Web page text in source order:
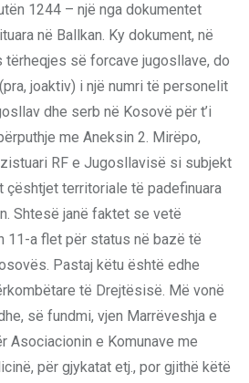
1244 – një nga dokumentet
në Ballkan. Ky dokument, në
tërheqjes së forcave jugosllave, do
joaktiv) i një numri të personelit
dhe serb në Kosovë për t’i
me Aneksin 2. Mirëpo,
RF e Jugosllavisë si subjekt
çështjet territoriale të padefinuara
Shtesë janë faktet se vetë
11-a flet për status në bazë të
Pastaj këtu është edhe
të Drejtësisë. Më vonë
së fundmi, vjen Marrëveshja e
Asociacionin e Komunave me
për gjykatat etj., por gjithë këtë